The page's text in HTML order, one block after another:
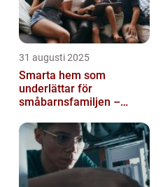
31 augusti 2025
Smarta hem som
underlättar för
småbarnsfamiljen –
barnens dagliga rutiner